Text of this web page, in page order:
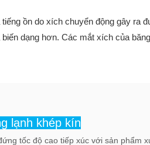
ồn do xích chuyển động gây ra
dạng hơn. Các mắt xích của
lạnh khép kín
tốc độ cao tiếp xúc với sản phẩm